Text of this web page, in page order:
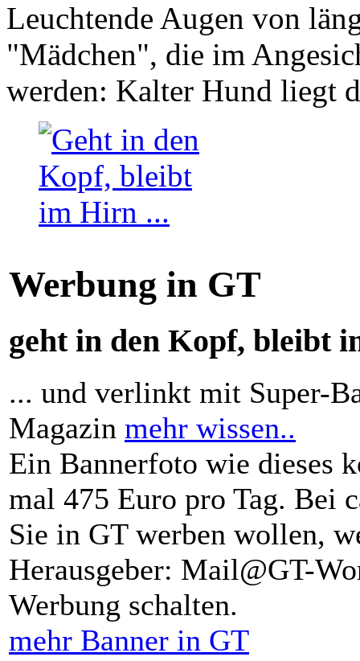
Leuchtende Augen von
"Mädchen", die im
werden: Kalter Hund liegt
Werbung in GT
geht in den Kopf, bleibt
... und verlinkt mit Super-
Magazin mehr wissen..
Ein Bannerfoto wie dieses
mal 475 Euro pro Tag. Bei
Sie in GT werben wollen,
Herausgeber: Mail@GT-
Werbung schalten.
mehr Banner in GT